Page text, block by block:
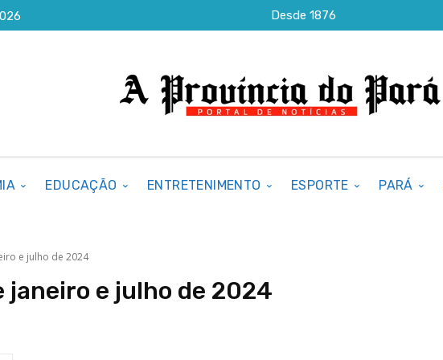
Desde 1876
EDUCAÇÃO ENTRETENIMENTO ESPORTE PARÁ
e julho de 2024
janeiro e julho de 2024